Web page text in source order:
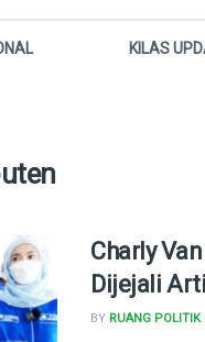
KILAS
Charly
Dijejali
BY RUANG POLITIK